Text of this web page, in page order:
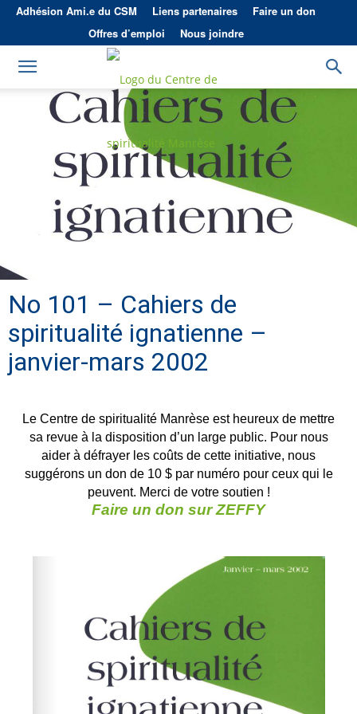
Adhésion Ami.e du CSM Liens partenaires
Faire un don
Offres d’emploi
Nous joindre
No 101 – Cahiers de
spiritualité ignatienne –
janvier-mars 2002
Le Centre de spiritualité Manrèse est heureux de mettre
sa revue à la disposition d’un large public. Pour nous
aider à défrayer les coûts de cette initiative, nous
suggérons un don de 10 $ par numéro pour ceux qui le
peuvent. Merci de votre soutien !
Faire un don sur ZEFFY